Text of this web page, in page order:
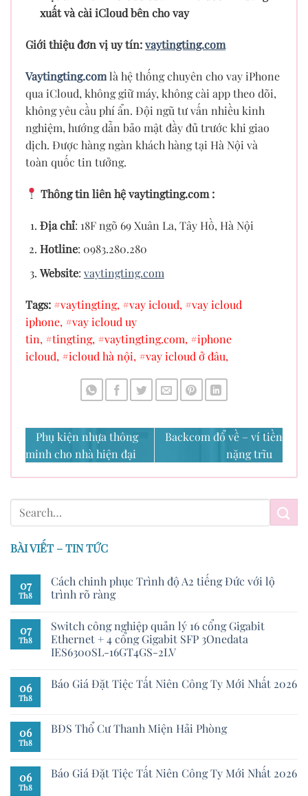
xuất và cài iCloud bên cho vay
Giới thiệu đơn vị uy tín:vaytingting.com
Vaytingting.comlà hệ thống chuyên cho vay iPhone
qua iCloud, không giữ máy, không cài app theo dõi,
không yêu cầu phí ẩn. Đội ngũ tư vấn nhiều kinh
nghiệm, hướng dẫn bảo mật đầy đủ trước khi giao
dịch. Được hàng ngàn khách hàng tại Hà Nội và
toàn quốc tin tưởng.
Thông tin liên hệ vaytingting.com :
Địa chỉ: 18F ngõ 69 Xuân La, Tây Hồ, Hà Nội
Hotline: 0983.280.280
Website: vaytingting.com
Tags: #vaytingting, #vay icloud, #vay icloud
iphone, #vay icloud uy
tin, #tingting, #vaytingting.com, #iphone
icloud, #icloud hà nội, #vay icloud ở đâu,
Phụ kiện nhựa thông
minh cho nhà hiện đại
Backcom đổ về – ví tiền
nặng trĩu
BÀI VIẾT – TIN TỨC
07
Th8
Cách chinh phục Trình độ A2 tiếng Đức với lộ
trình rõ ràng
07
Th8
Switch công nghiệp quản lý 16 cổng Gigabit
Ethernet + 4 cổng Gigabit SFP 3Onedata
IES6300SL-16GT4GS-2LV
06
Th8
Báo Giá Đặt Tiệc Tất Niên Công Ty Mới Nhất 2026
06
Th8
BĐS Thổ Cư Thanh Miện Hải Phòng
06
Th8
Báo Giá Đặt Tiệc Tất Niên Công Ty Mới Nhất 2026